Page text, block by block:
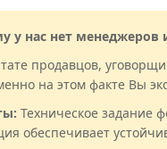
у нас нет менеджеров
продавцов,
на этом факте Вы
Техническое задание
обеспечивает